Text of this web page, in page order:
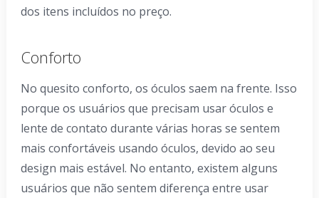
dos itens incluídos no preço.
Conforto
No quesito conforto, os óculos saem na frente. Isso
porque os usuários que precisam usar óculos e
lente de contato durante várias horas se sentem
mais confortáveis ​​usando óculos, devido ao seu
design mais estável. No entanto, existem alguns
usuários que não sentem diferença entre usar